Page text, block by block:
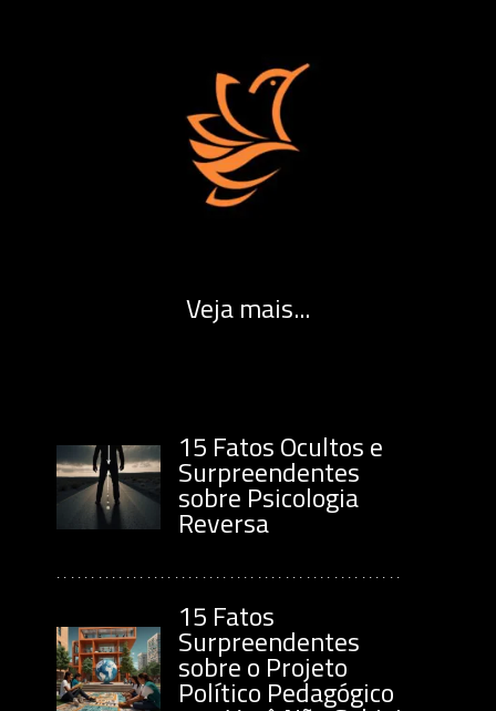
15 Fatos Ocultos e
Surpreendentes
sobre Psicologia
Reversa
15 Fatos
Surpreendentes
sobre o Projeto
Político Pedagógico
..................................................
Veja mais...